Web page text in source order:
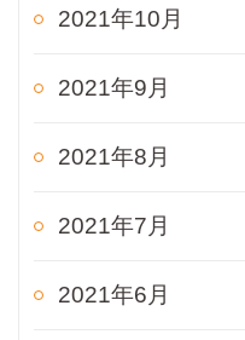
2021年10月
2021年9月
2021年8月
2021年7月
2021年6月